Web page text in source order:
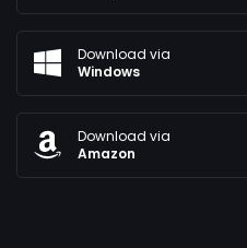
Download via
Windows
Download via
Amazon